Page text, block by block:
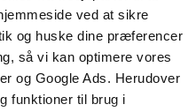
ved at sikre
og huske dine præferencer
så vi kan optimere vores
og Google Ads. Herudover
funktioner til brug i
om børns
med mange
arbejde.
afsnit, hvor du får